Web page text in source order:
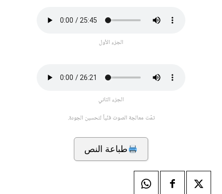
الجزء الأول
الجزء الثاني
تمّت معالجة الصوت فنّياً لتحسين الجودة.
طباعة النص